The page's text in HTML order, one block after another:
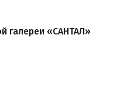
галереи «САНТАЛ»